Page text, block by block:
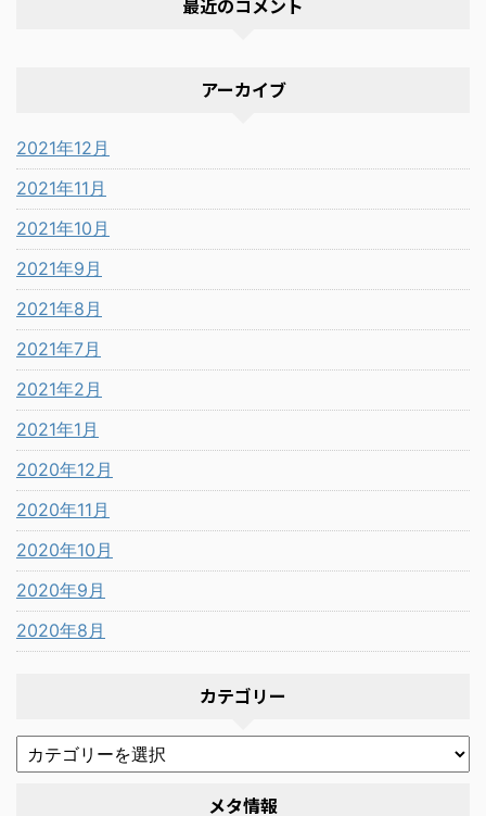
最近のコメント
アーカイブ
2021年12月
2021年11月
2021年10月
2021年9月
2021年8月
2021年7月
2021年2月
2021年1月
2020年12月
2020年11月
2020年10月
2020年9月
2020年8月
カテゴリー
メタ情報